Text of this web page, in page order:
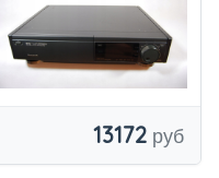
13172